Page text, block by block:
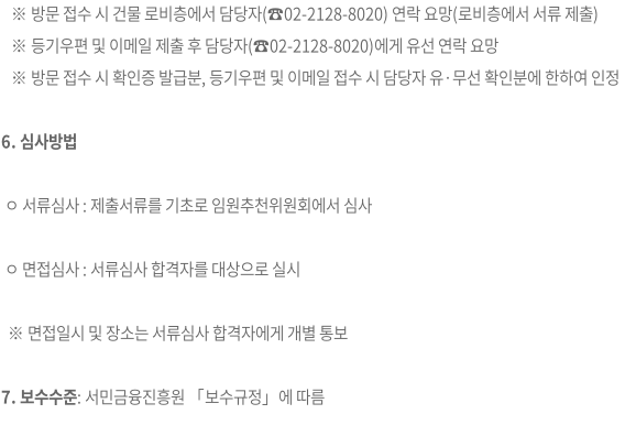
※ 방문 접수 시 건물 로비층에서 담당자(☎02-2128-8020) 연락 요망(로비층에서 서류 제출)
※ 등기우편 및 이메일 제출 후 담당자(☎02-2128-8020)에게 유선 연락 요망
※ 방문 접수 시 확인증 발급분, 등기우편 및 이메일 접수 시 담당자 유·무선 확인분에 한하여 인정
6. 심사방법
ㅇ 서류심사 : 제출서류를 기초로 임원추천위원회에서 심사
ㅇ 면접심사 : 서류심사 합격자를 대상으로 실시
※ 면접일시 및 장소는 서류심사 합격자에게 개별 통보
7. 보수수준: 서민금융진흥원 「보수규정」에 따름